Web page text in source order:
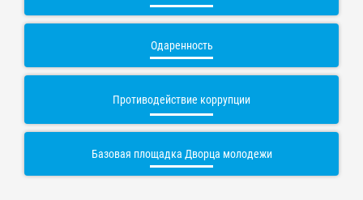
Одаренность
Противодействие коррупции
Базовая площадка Дворца молодежи